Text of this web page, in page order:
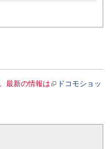
最新の情報は
ドコモショッ